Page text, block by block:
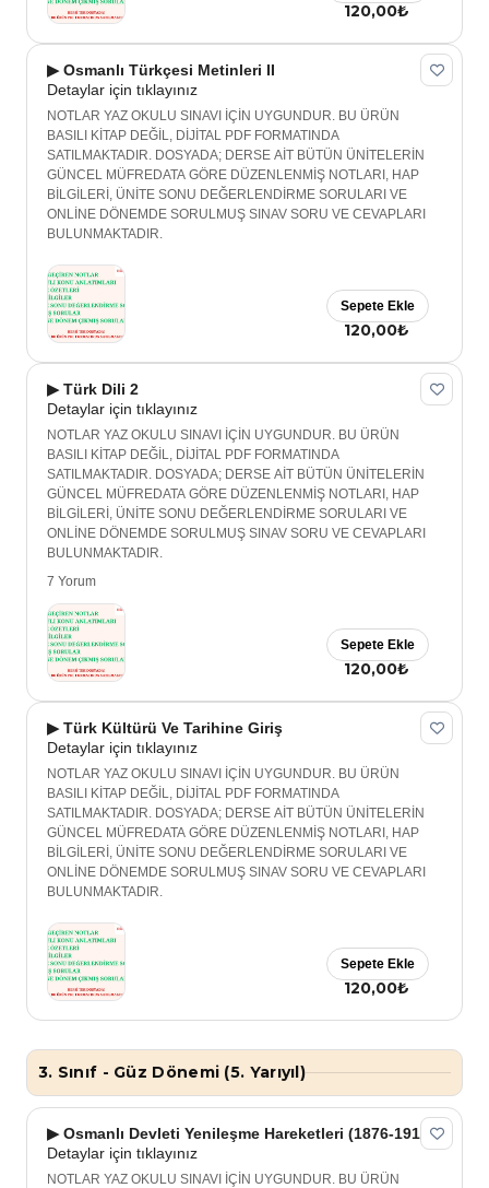
120,00₺
▶ Osmanlı Türkçesi Metinleri II
Detaylar için tıklayınız
NOTLAR YAZ OKULU SINAVI İÇİN UYGUNDUR. BU ÜRÜN
BASILI KİTAP DEĞİL, DİJİTAL PDF FORMATINDA
SATILMAKTADIR. DOSYADA; DERSE AİT BÜTÜN ÜNİTELERİN
GÜNCEL MÜFREDATA GÖRE DÜZENLENMİŞ NOTLARI, HAP
BİLGİLERİ, ÜNİTE SONU DEĞERLENDİRME SORULARI VE
ONLİNE DÖNEMDE SORULMUŞ SINAV SORU VE CEVAPLARI
BULUNMAKTADIR.
120,00₺
Sepete Ekle
▶ Türk Dili 2
Detaylar için tıklayınız
NOTLAR YAZ OKULU SINAVI İÇİN UYGUNDUR. BU ÜRÜN
BASILI KİTAP DEĞİL, DİJİTAL PDF FORMATINDA
SATILMAKTADIR. DOSYADA; DERSE AİT BÜTÜN ÜNİTELERİN
GÜNCEL MÜFREDATA GÖRE DÜZENLENMİŞ NOTLARI, HAP
BİLGİLERİ, ÜNİTE SONU DEĞERLENDİRME SORULARI VE
ONLİNE DÖNEMDE SORULMUŞ SINAV SORU VE CEVAPLARI
BULUNMAKTADIR.
7 Yorum
120,00₺
Sepete Ekle
▶ Türk Kültürü Ve Tarihine Giriş
Detaylar için tıklayınız
NOTLAR YAZ OKULU SINAVI İÇİN UYGUNDUR. BU ÜRÜN
BASILI KİTAP DEĞİL, DİJİTAL PDF FORMATINDA
SATILMAKTADIR. DOSYADA; DERSE AİT BÜTÜN ÜNİTELERİN
GÜNCEL MÜFREDATA GÖRE DÜZENLENMİŞ NOTLARI, HAP
BİLGİLERİ, ÜNİTE SONU DEĞERLENDİRME SORULARI VE
ONLİNE DÖNEMDE SORULMUŞ SINAV SORU VE CEVAPLARI
BULUNMAKTADIR.
120,00₺
Sepete Ekle
3. Sınıf - Güz Dönemi (5. Yarıyıl)
▶ Osmanlı Devleti Yenileşme Hareketleri (1876-1918)
Detaylar için tıklayınız
NOTLAR YAZ OKULU SINAVI İÇİN UYGUNDUR. BU ÜRÜN